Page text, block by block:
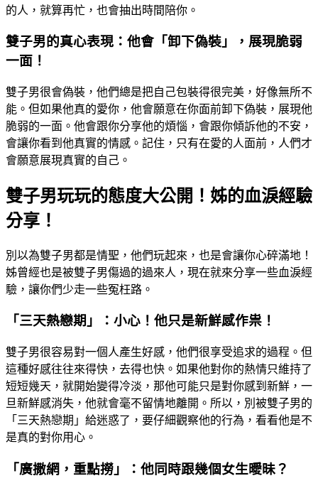
的人，就算再忙，也會抽出時間陪你。
雙子男的真心表現：他會「卸下偽裝」，展現脆弱
一面！
雙子男很會偽裝，他們總是把自己包裝得很完美，好像無所不
能。但如果他真的愛你，他會願意在你面前卸下偽裝，展現他
脆弱的一面。他會跟你分享他的煩惱，會跟你傾訴他的不安，
會讓你看到他真實的情感。記住，只有在愛的人面前，人們才
會願意展現真實的自己。
雙子男玩玩的態度大公開！姊的血淚經驗
分享！
別以為雙子男都是情聖，他們玩起來，也是會讓你心碎滿地！
姊曾經也是被雙子男傷過的過來人，現在就來分享一些血淚經
驗，讓你們少走一些冤枉路。
「三天熱戀期」：小心！他只是新鮮感作祟！
雙子男很容易對一個人產生好感，他們很享受追求的過程。但
這種好感往往來得快，去得也快。如果他對你的熱情只維持了
短短幾天，就開始變得冷淡，那他可能只是對你感到新鮮，一
旦新鮮感消失，他就會毫不留情地離開。所以，別被雙子男的
「三天熱戀期」給迷惑了，要仔細觀察他的行為，看看他是不
是真的對你用心。
「廣撒網，重點撈」：他同時跟幾個女生曖昧？